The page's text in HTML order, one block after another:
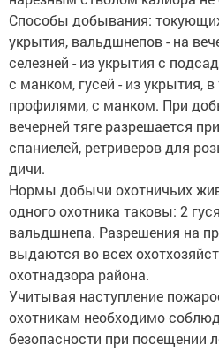
Способы добывания:
укрытия, вальдшнепов - на
селезней - из укрытия с
с манком, гусей - из укрытия,
профилями, с манком. При
вечерней тяге разрешается
спаниелей, ретриверов для
дичи.
Нормы добычи охотничьих
одного охотника таковы: 2
вальдшнепа. Разрешения на
выдаются во всех
охотнадзора района.
Учитывая наступление
охотникам необходимо
безопасности при посещении